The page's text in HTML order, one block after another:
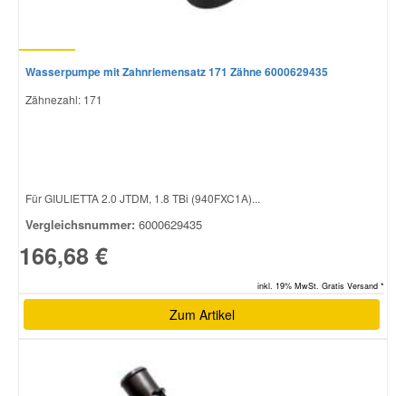
Wasserpumpe mit Zahnriemensatz 171 Zähne 6000629435
Zähnezahl: 171
Für GIULIETTA 2.0 JTDM, 1.8 TBi (940FXC1A)...
Vergleichsnummer: 6000629435
166,68 €
inkl. 19% MwSt. Gratis Versand *
Zum Artikel